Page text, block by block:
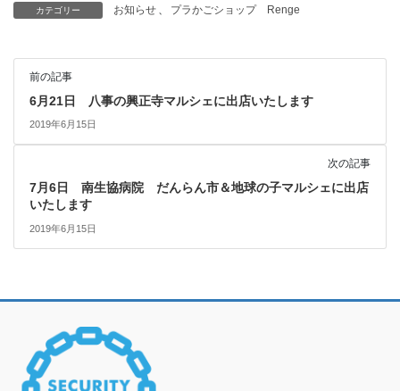
カテゴリー お知らせ 、 プラかごショップ Renge
前の記事
6月21日 八事の興正寺マルシェに出店いたします
2019年6月15日
次の記事
7月6日 南生協病院 だんらん市＆地球の子マルシェに出店
いたします
2019年6月15日